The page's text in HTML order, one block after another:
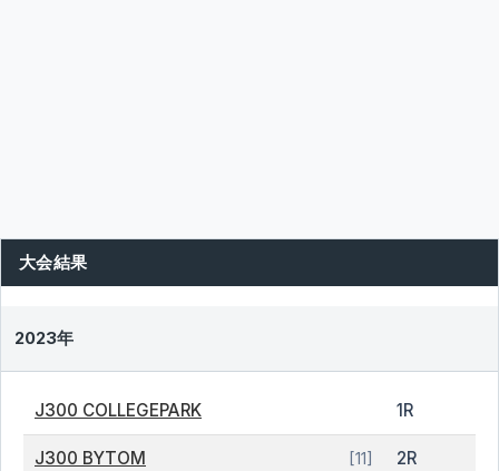
大会結果
2023年
J300 COLLEGEPARK 1R
J300 BYTOM [11] 2R